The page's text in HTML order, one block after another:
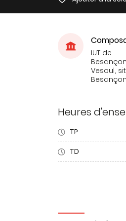
IUT de
Vesoul,
Besançon
Heures
TP
TD